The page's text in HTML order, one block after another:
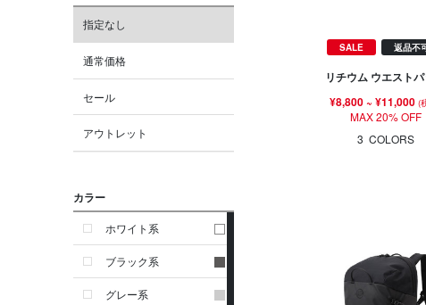
指定なし
通常価格
セール
アウトレット
カラー
ホワイト系
ブラック系
グレー系
SALE 返品不
リチウム ウエスト
¥8,800~ ¥11,000(
MAX 20% OFF
3 COLORS